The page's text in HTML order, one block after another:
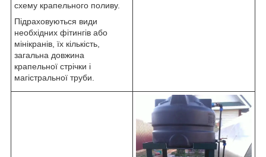
схему крапельного поливу.
Підраховуються види
необхідних фітингів або
мінікранів, їх кількість,
загальна довжина
крапельної стрічки і
магістральної труби.